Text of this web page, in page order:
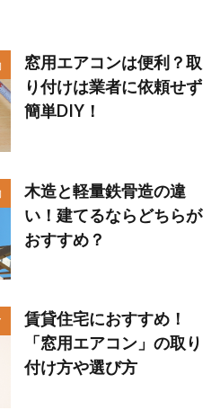
窓用エアコンは便利？取
り付けは業者に依頼せず
簡単DIY！
木造と軽量鉄骨造の違
い！建てるならどちらが
おすすめ？
賃貸住宅におすすめ！
「窓用エアコン」の取り
付け方や選び方